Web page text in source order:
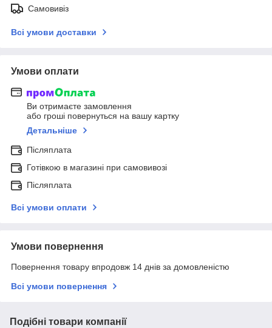
Самовивіз
Всі умови доставки
Умови оплати
Ви отримаєте замовлення
або гроші повернуться на вашу картку
Детальніше
Післяплата
Готівкою в магазині при самовивозі
Післяплата
Всі умови оплати
Умови повернення
Повернення товару впродовж 14 днів за домовленістю
Всі умови повернення
Подібні товари компанії